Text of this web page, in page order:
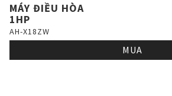
MÁY ĐIỀU HÒA
1HP
AH-X18ZW
MUA